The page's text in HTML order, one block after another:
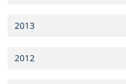
2013
2012